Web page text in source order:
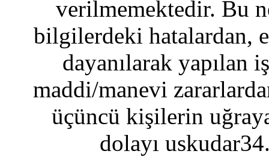
verilmemektedir. Bu
bilgilerdeki hatalardan,
dayanılarak yapılan
maddi/manevi
üçüncü kişilerin
dolayı